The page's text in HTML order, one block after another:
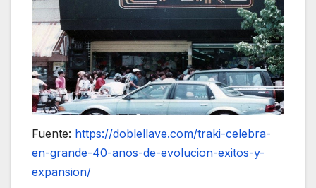
Fuente: https://doblellave.com/traki-celebra-
en-grande-40-anos-de-evolucion-exitos-y-
expansion/